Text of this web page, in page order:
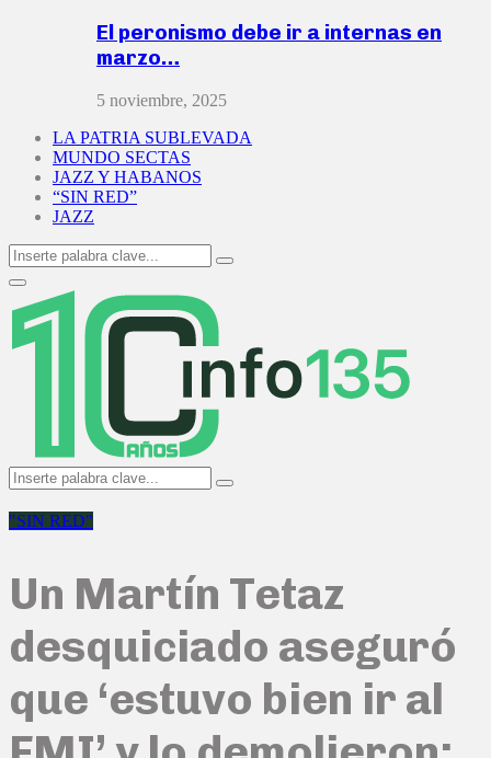
El peronismo debe ir a internas en
marzo…
5 noviembre, 2025
LA PATRIA SUBLEVADA
MUNDO SECTAS
JAZZ Y HABANOS
“SIN RED”
JAZZ
Search
for:
Search
Primary
Menu
Search
for:
Search
"SIN RED"
Un Martín Tetaz
desquiciado aseguró
que ‘estuvo bien ir al